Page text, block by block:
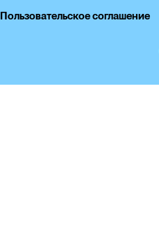
Пользовательское соглашение